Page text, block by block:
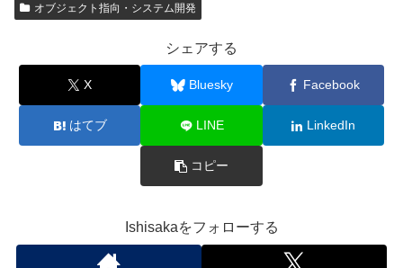
オブジェクト指向・システム開発
シェアする
X Bluesky Facebook
はてブ LINE LinkedIn
コピー
Ishisakaをフォローする